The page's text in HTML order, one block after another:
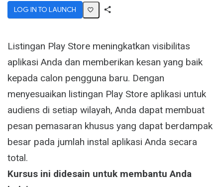
LOG IN TO LAUNCH
Listingan Play Store meningkatkan visibilitas
aplikasi Anda dan memberikan kesan yang baik
kepada calon pengguna baru. Dengan
menyesuaikan listingan Play Store aplikasi untuk
audiens di setiap wilayah, Anda dapat membuat
pesan pemasaran khusus yang dapat berdampak
besar pada jumlah instal aplikasi Anda secara
total.
Kursus ini didesain untuk membantu Anda